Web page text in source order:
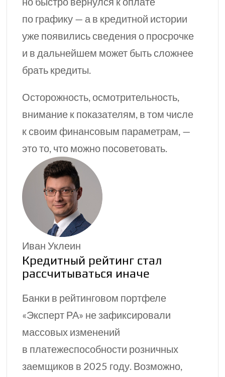
по графику — а в кредитной истории
уже появились сведения о просрочке
и в дальнейшем может быть сложнее
брать кредиты.
Осторожность, осмотрительность,
внимание к показателям, в том числе
к своим финансовым параметрам, —
это то, что можно посоветовать.
Иван Уклеин
Кредитный рейтинг стал
рассчитываться иначе
Банки в рейтинговом портфеле
«Эксперт РА» не зафиксировали
массовых изменений
в платежеспособности розничных
заемщиков в 2025 году. Возможно,